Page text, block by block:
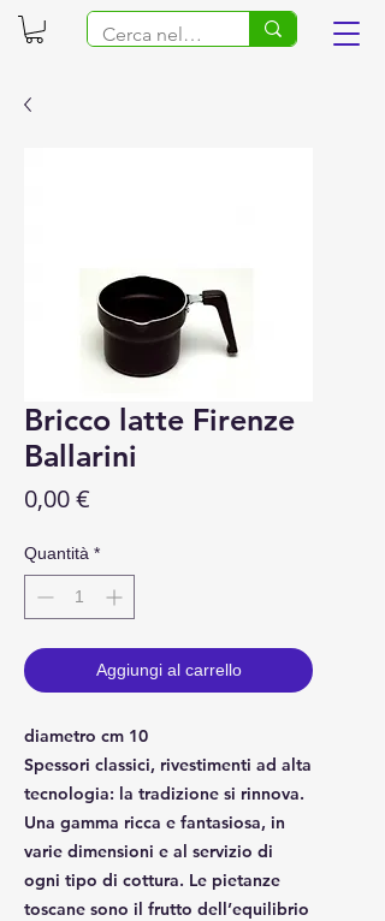
Bricco latte Firenze
Ballarini
0,00 €
Quantità *
Aggiungi al carrello
diametro cm 10
Spessori classici, rivestimenti ad alta
tecnologia: la tradizione si rinnova.
Una gamma ricca e fantasiosa, in
varie dimensioni e al servizio di
ogni tipo di cottura. Le pietanze
toscane sono il frutto dell’equilibrio